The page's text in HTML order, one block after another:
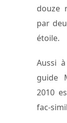
douze
par
étoile.
Aussi
guide
2010
fac-